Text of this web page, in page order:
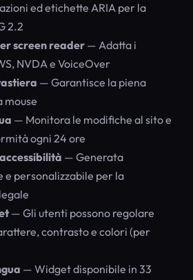
ed etichette ARIA per la
2.2
screen reader — Adatta i
NVDA e VoiceOver
— Garantisce la piena
mouse
— Monitora le modifiche al sito e
ogni 24 ore
— Generata
personalizzabile per la
— Gli utenti possono regolare
contrasto e colori (per
— Widget disponibile in 33